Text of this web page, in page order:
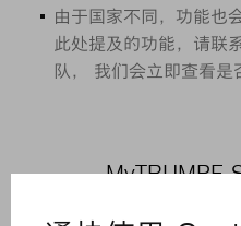
由于国家不同，功能也
此处提及的功能，请联
队， 我们会立即查看是
MyTRUMPF